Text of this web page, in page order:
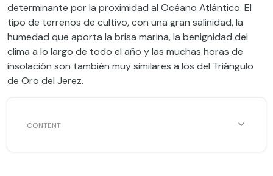
determinante por la proximidad al Océano Atlántico. El
tipo de terrenos de cultivo, con una gran salinidad, la
humedad que aporta la brisa marina, la benignidad del
clima a lo largo de todo el año y las muchas horas de
insolación son también muy similares a los del Triángulo
de Oro del Jerez.